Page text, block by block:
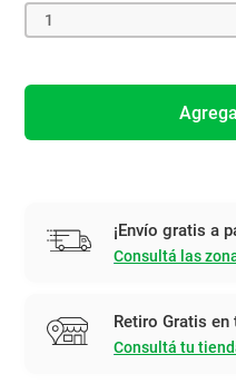
1
¡Envío gratis a
Consultá las
Retiro Gratis en
Consultá tu